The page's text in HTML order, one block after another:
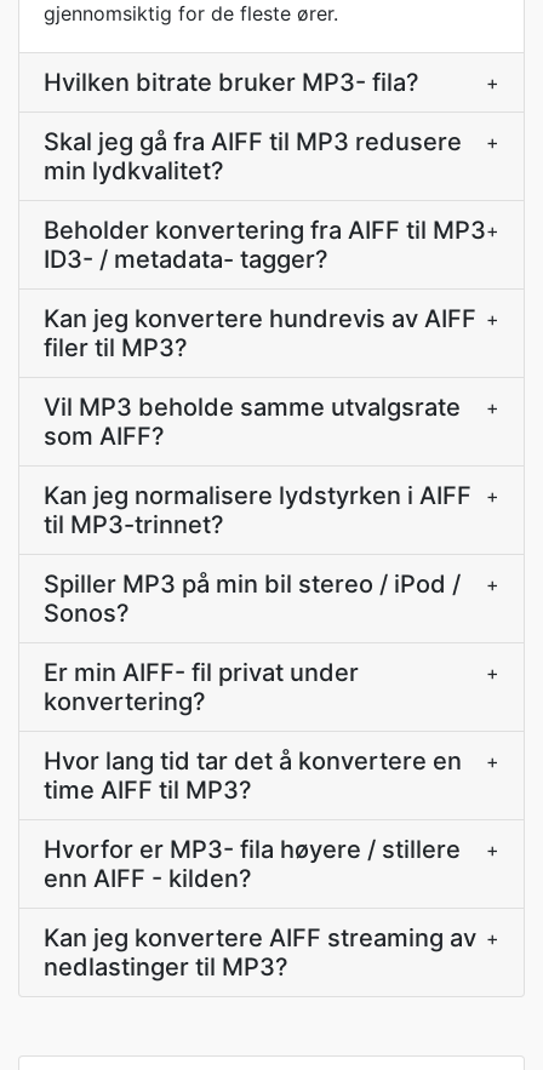
gjennomsiktig for de fleste ører.
Hvilken bitrate bruker MP3- fila? +
Skal jeg gå fra AIFF til MP3 redusere
min lydkvalitet?
+
Beholder konvertering fra AIFF til MP3
ID3- / metadata- tagger?
+
Kan jeg konvertere hundrevis av AIFF
filer til MP3?
+
Vil MP3 beholde samme utvalgsrate
som AIFF?
+
Kan jeg normalisere lydstyrken i AIFF
til MP3-trinnet?
+
Spiller MP3 på min bil stereo / iPod /
Sonos?
+
Er min AIFF- fil privat under
konvertering?
+
Hvor lang tid tar det å konvertere en
time AIFF til MP3?
+
Hvorfor er MP3- fila høyere / stillere
enn AIFF - kilden?
+
Kan jeg konvertere AIFF streaming av
nedlastinger til MP3?
+